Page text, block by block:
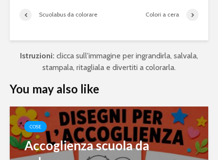
Scuolabus da colorare Colori a cera
Istruzioni: clicca sull'immagine per ingrandirla, salvala,
stampala, ritagliala e divertiti a colorarla.
You may also like
COSE
Accoglienza scuola da